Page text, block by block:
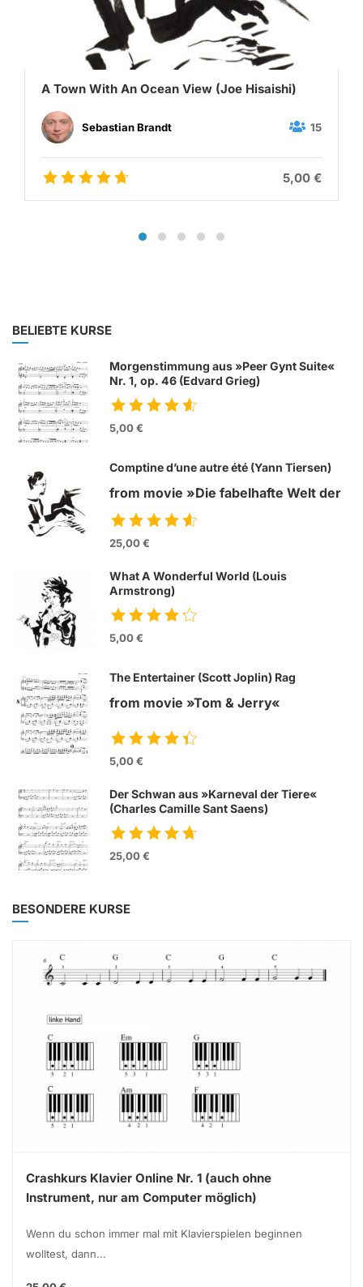
A Town With An Ocean View (Joe Hisaishi)
Sebastian Brandt 15
5,00 €
BELIEBTE KURSE
Morgenstimmung aus »Peer Gynt Suite«
Nr. 1, op. 46 (Edvard Grieg)
5,00 €
Comptine d’une autre été (Yann Tiersen)
from movie »Die fabelhafte Welt der
Amelie«
25,00 €
What A Wonderful World (Louis
Armstrong)
5,00 €
The Entertainer (Scott Joplin) Rag
from movie »Tom & Jerry«
5,00 €
Der Schwan aus »Karneval der Tiere«
(Charles Camille Sant Saens)
25,00 €
BESONDERE KURSE
Crashkurs Klavier Online Nr. 1 (auch ohne
Instrument, nur am Computer möglich)
Wenn du schon immer mal mit Klavierspielen beginnen
wolltest, dann...